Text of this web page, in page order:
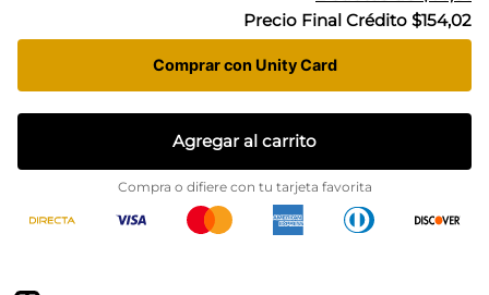
Precio Final Crédito $154,02
Comprar con Unity Card
Agregar al carrito
Compra o difiere con tu tarjeta favorita